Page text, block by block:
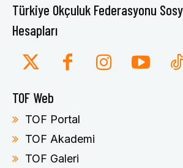
Türkiye Okçuluk Federasyonu
Hesapları
TOF Web
TOF Portal
TOF Akademi
TOF Galeri